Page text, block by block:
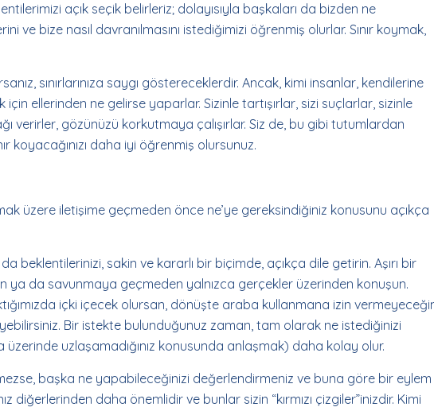
açık seçik belirleriz; dolayısıyla başkaları da bizden ne
ve bize nasıl davranılmasını istediğimizi öğrenmiş olurlar. Sınır koymak,
sınırlarınıza saygı göstereceklerdir. Ancak, kimi insanlar, kendilerine
için ellerinden ne gelirse yaparlar. Sizinle tartışırlar, sizi suçlarlar, sizinle
verirler, gözünüzü korkutmaya çalışırlar. Siz de, bu gibi tutumlardan
koyacağınızı daha iyi öğrenmiş olursunuz.
üzere iletişime geçmeden önce ne’ye gereksindiğiniz konusunu açıkça
beklentilerinizi, sakin ve kararlı bir biçimde, açıkça dile getirin. Aşırı bir
ya da savunmaya geçmeden yalnızca gerçekler üzerinden konuşun.
içki içecek olursan, dönüşte araba kullanmana izin
Bir istekte bulunduğunuz zaman, tam olarak ne istediğinizi
uzlaşamadığınız konusunda anlaşmak) daha kolay olur.
başka ne yapabileceğinizi değerlendirmeniz ve buna göre bir eylem
diğerlerinden daha önemlidir ve bunlar sizin “kırmızı çizgiler”inizdir. Kimi